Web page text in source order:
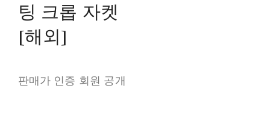
팅 크롭 자켓
[해외]
판매가 인증 회원 공개